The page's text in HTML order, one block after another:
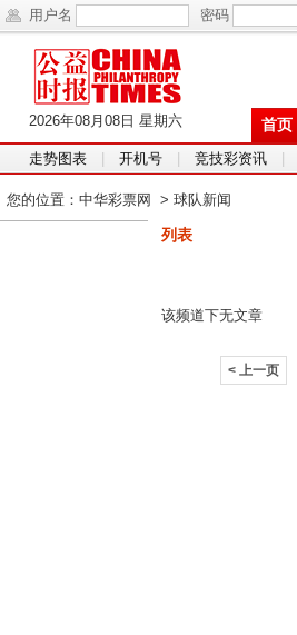
用户名 密码
2026年08月08日 星期六 首页
走势图表 开机号 竞技彩资讯
您的位置：中华彩票网 >球队新闻
列表
该频道下无文章
< 上一页